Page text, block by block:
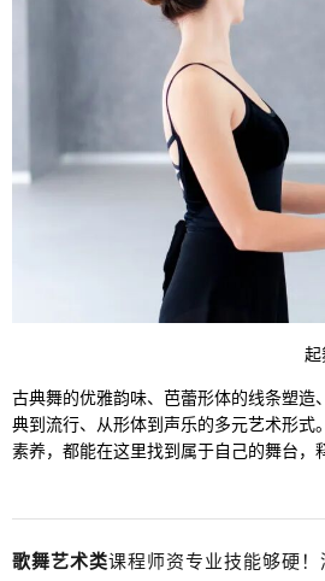
古典舞的优雅韵味、芭蕾形体的线条塑
典到流行、从形体到声乐的多元艺术形
素养，都能在这里找到属于自己的舞台，
歌舞艺术类课程师资专业技能够硬